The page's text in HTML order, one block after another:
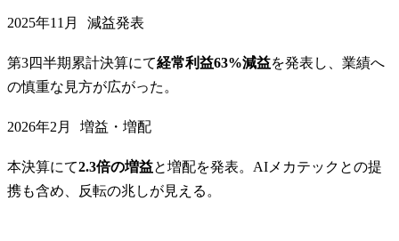
2025年11月 減益発表
第3四半期累計決算にて経常利益63%減益を発表し、業績へ
の慎重な見方が広がった。
2026年2月 増益・増配
本決算にて2.3倍の増益と増配を発表。AIメカテックとの提
携も含め、反転の兆しが見える。